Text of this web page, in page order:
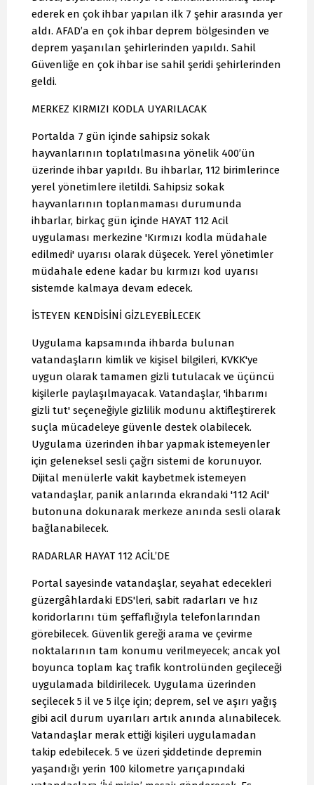
ederek en çok ihbar yapılan ilk 7 şehir arasında yer
aldı. AFAD’a en çok ihbar deprem bölgesinden ve
deprem yaşanılan şehirlerinden yapıldı. Sahil
Güvenliğe en çok ihbar ise sahil şeridi şehirlerinden
geldi.
MERKEZ KIRMIZI KODLA UYARILACAK
Portalda 7 gün içinde sahipsiz sokak
hayvanlarının toplatılmasına yönelik 400’ün
üzerinde ihbar yapıldı. Bu ihbarlar, 112 birimlerince
yerel yönetimlere iletildi. Sahipsiz sokak
hayvanlarının toplanmaması durumunda
ihbarlar, birkaç gün içinde HAYAT 112 Acil
uygulaması merkezine 'Kırmızı kodla müdahale
edilmedi' uyarısı olarak düşecek. Yerel yönetimler
müdahale edene kadar bu kırmızı kod uyarısı
sistemde kalmaya devam edecek.
İSTEYEN KENDİSİNİ GİZLEYEBİLECEK
Uygulama kapsamında ihbarda bulunan
vatandaşların kimlik ve kişisel bilgileri, KVKK'ye
uygun olarak tamamen gizli tutulacak ve üçüncü
kişilerle paylaşılmayacak. Vatandaşlar, 'ihbarımı
gizli tut' seçeneğiyle gizlilik modunu aktifleştirerek
suçla mücadeleye güvenle destek olabilecek.
Uygulama üzerinden ihbar yapmak istemeyenler
için geleneksel sesli çağrı sistemi de korunuyor.
Dijital menülerle vakit kaybetmek istemeyen
vatandaşlar, panik anlarında ekrandaki '112 Acil'
butonuna dokunarak merkeze anında sesli olarak
bağlanabilecek.
RADARLAR HAYAT 112 ACİL’DE
Portal sayesinde vatandaşlar, seyahat edecekleri
güzergâhlardaki EDS'leri, sabit radarları ve hız
koridorlarını tüm şeffaflığıyla telefonlarından
görebilecek. Güvenlik gereği arama ve çevirme
noktalarının tam konumu verilmeyecek; ancak yol
boyunca toplam kaç trafik kontrolünden geçileceği
uygulamada bildirilecek. Uygulama üzerinden
seçilecek 5 il ve 5 ilçe için; deprem, sel ve aşırı yağış
gibi acil durum uyarıları artık anında alınabilecek.
Vatandaşlar merak ettiği kişileri uygulamadan
takip edebilecek. 5 ve üzeri şiddetinde depremin
yaşandığı yerin 100 kilometre yarıçapındaki